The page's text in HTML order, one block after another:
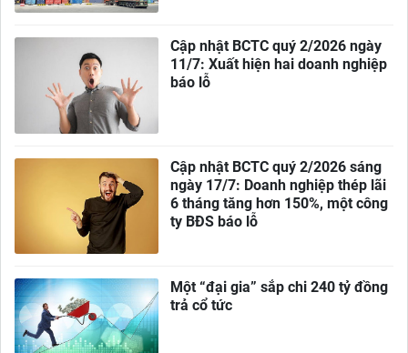
Cập nhật BCTC quý 2/2026 ngày
11/7: Xuất hiện hai doanh nghiệp
báo lỗ
Cập nhật BCTC quý 2/2026 sáng
ngày 17/7: Doanh nghiệp thép lãi
6 tháng tăng hơn 150%, một công
ty BĐS báo lỗ
Một “đại gia” sắp chi 240 tỷ đồng
trả cổ tức